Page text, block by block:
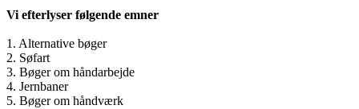
Vi efterlyser følgende emner
1. Alternative bøger
2. Søfart
3. Bøger om håndarbejde
4. Jernbaner
5. Bøger om håndværk